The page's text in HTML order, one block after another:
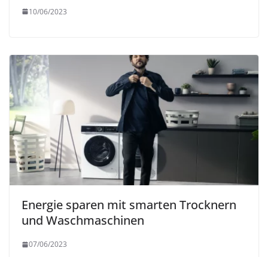
10/06/2023
Energie sparen mit smarten Trocknern
und Waschmaschinen
07/06/2023